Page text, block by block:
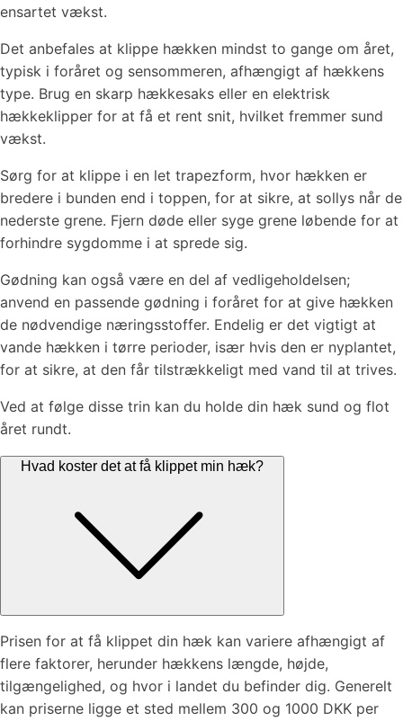
ensartet vækst.
Det anbefales at klippe hækken mindst to gange om året,
typisk i foråret og sensommeren, afhængigt af hækkens
type. Brug en skarp hækkesaks eller en elektrisk
hækkeklipper for at få et rent snit, hvilket fremmer sund
vækst.
Sørg for at klippe i en let trapezform, hvor hækken er
bredere i bunden end i toppen, for at sikre, at sollys når de
nederste grene. Fjern døde eller syge grene løbende for at
forhindre sygdomme i at sprede sig.
Gødning kan også være en del af vedligeholdelsen;
anvend en passende gødning i foråret for at give hækken
de nødvendige næringsstoffer. Endelig er det vigtigt at
vande hækken i tørre perioder, især hvis den er nyplantet,
for at sikre, at den får tilstrækkeligt med vand til at trives.
Ved at følge disse trin kan du holde din hæk sund og flot
året rundt.
Hvad koster det at få klippet min hæk?
Prisen for at få klippet din hæk kan variere afhængigt af
flere faktorer, herunder hækkens længde, højde,
tilgængelighed, og hvor i landet du befinder dig. Generelt
kan priserne ligge et sted mellem 300 og 1000 DKK per